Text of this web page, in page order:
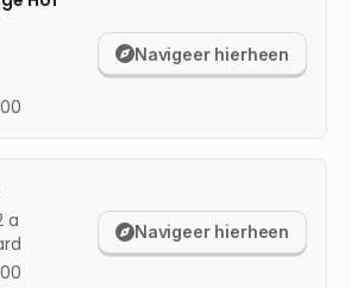
Navigeer hierheen
a
Navigeer hierheen